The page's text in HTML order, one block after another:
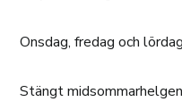
Onsdag, fredag och
Stängt